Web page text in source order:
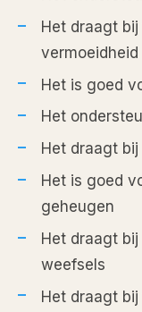
Het draagt
vermoeidheid
Het is goed
Het
Het draagt
Het is goed
geheugen
Het draagt
weefsels
Het draagt